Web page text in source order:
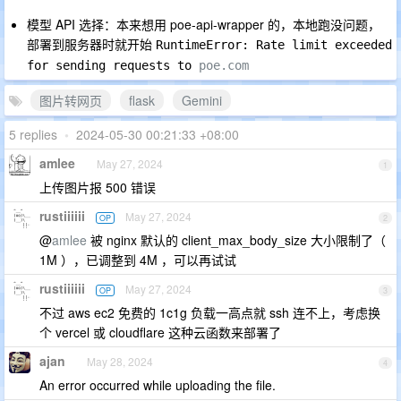
模型 API 选择：本来想用 poe-api-wrapper 的，本地跑没问题，
部署到服务器时就开始 RuntimeError: Rate limit exceeded
for sending requests to poe.com
图片转网页 flask
Gemini
5 replies • 2024-05-30 00:21:33 +08:00
1
amlee May 27, 2024
上传图片报 500 错误
2
rustiiiiii OP May 27, 2024
@amlee 被 nginx 默认的 client_max_body_size 大小限制了（
1M ），已调整到 4M ，可以再试试
3
rustiiiiii OP May 27, 2024
不过 aws ec2 免费的 1c1g 负载一高点就 ssh 连不上，考虑换
个 vercel 或 cloudflare 这种云函数来部署了
4
ajan May 28, 2024
An error occurred while uploading the file.